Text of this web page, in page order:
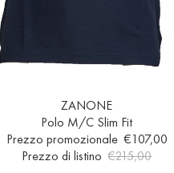
ZANONE
Polo M/C Slim Fit
Prezzo promozionale €107,00
Prezzo di listino €215,00